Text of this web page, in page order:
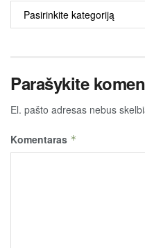
ALKO
TURINYS
Parašykite
El. pašto adresas nebus
Komentaras *